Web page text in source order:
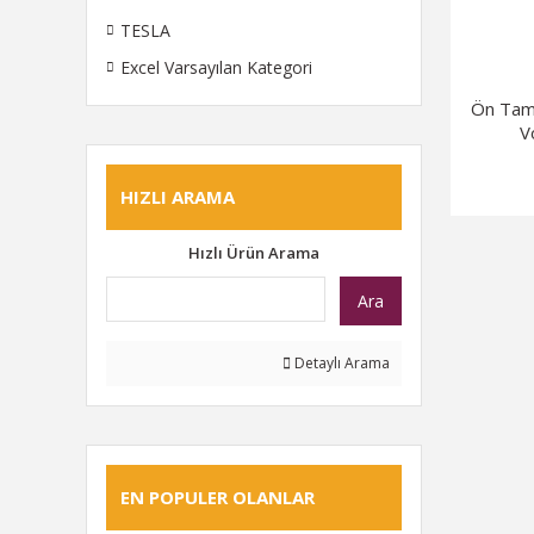
TESLA
Excel Varsayılan Kategori
HIZLI ARAMA
Hızlı Ürün Arama
Ara
Detaylı Arama
EN POPULER OLANLAR
Ön